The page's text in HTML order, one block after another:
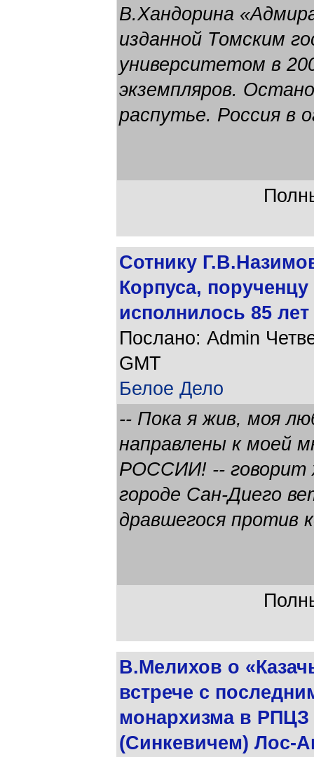
В.Хандорина
изданной Томским
университетом в
экземпляров.
распутье. Россия в
Сотнику
Корпуса,
исполнилось 85 лет
Послано: Admin
GMT
Белое Дело
-- Пока я жив, моя
направлены к моей
РОССИИ! -- говорит
городе Сан-Диего
дравшегося против
В.Мелихов о
встрече с
монархизма в
(Синкевичем) Лос-